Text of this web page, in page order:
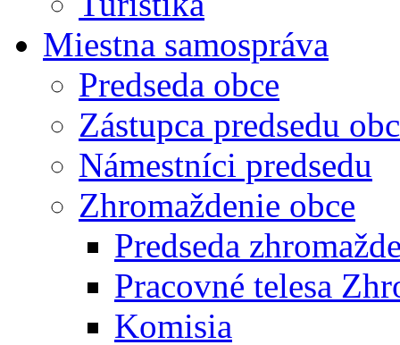
Miestna samospráva
Predseda obce
Zástupca predsedu
Námestníci predsedu
Zhromaždenie obce
Predseda
Pracovné telesa
Komisia